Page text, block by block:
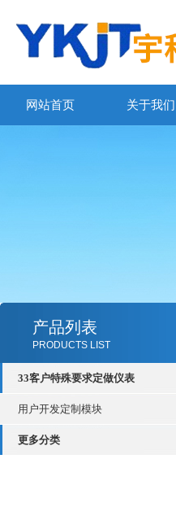
网站首页 关于我们
产品列表
PRODUCTS LIST
33客户特殊要求定做仪表
用户开发定制模块
更多分类